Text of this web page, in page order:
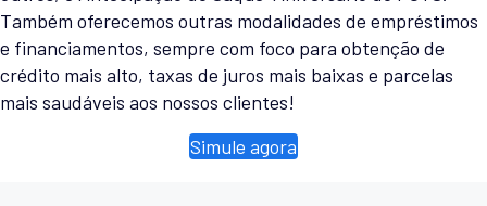
Também oferecemos outras modalidades de empréstimos
e financiamentos, sempre com foco para obtenção de
crédito mais alto, taxas de juros mais baixas e parcelas
mais saudáveis aos nossos clientes!
Simule agora